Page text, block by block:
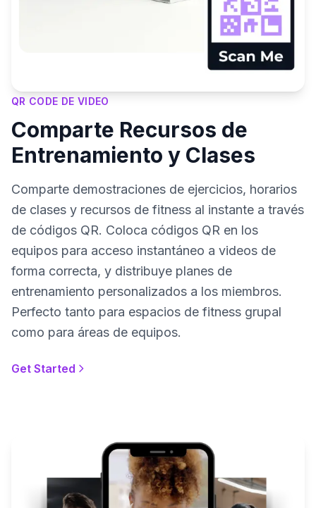
QR CODE DE VIDEO
Comparte Recursos de
Entrenamiento y Clases
Comparte demostraciones de ejercicios, horarios
de clases y recursos de fitness al instante a través
de códigos QR. Coloca códigos QR en los
equipos para acceso instantáneo a videos de
forma correcta, y distribuye planes de
entrenamiento personalizados a los miembros.
Perfecto tanto para espacios de fitness grupal
como para áreas de equipos.
Get Started